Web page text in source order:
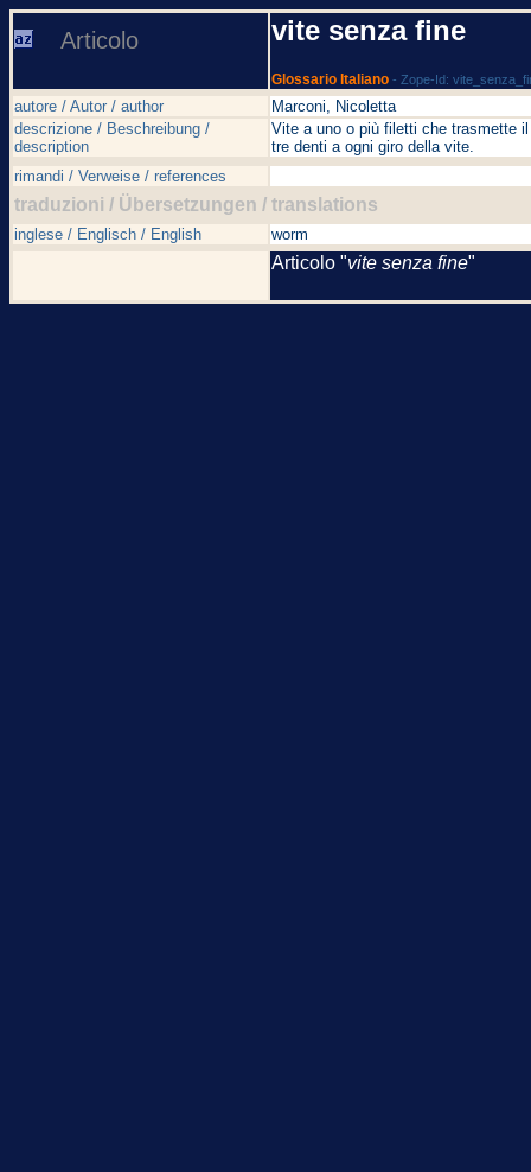
Articolo vite senza fine
Glossario Italiano - Zope-Id:
autore / Autor / author
Marconi, Nicoletta
descrizione / Beschreibung /
description
Vite a uno o più filetti che trasmette
tre denti a ogni giro della vite.
rimandi / Verweise / references
traduzioni / Übersetzungen / translations
inglese / Englisch / English worm
Articolo "vite senza fine"